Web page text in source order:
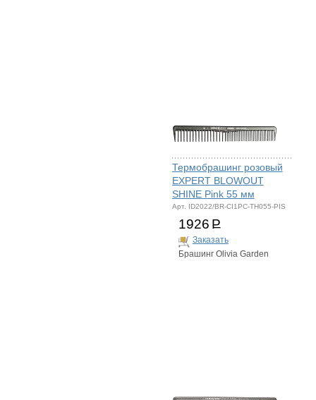
Термобрашинг розовый
EXPERT BLOWOUT
SHINE Pink 55 мм
Арт. ID2022/BR-CI1PC-TH055-PIS
1926 Р
Заказать
Брашинг Olivia Garden